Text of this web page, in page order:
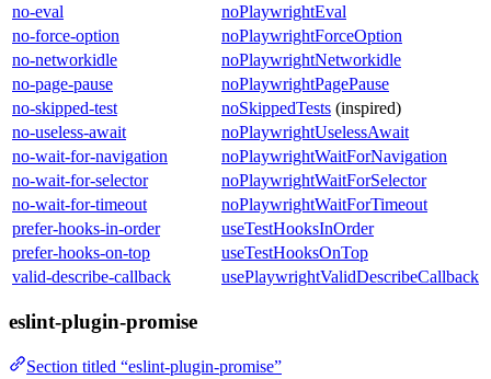
no-eval
noPlaywrightEval
no-force-option
noPlaywrightForceOption
no-networkidle
noPlaywrightNetworkidle
no-page-pause
noPlaywrightPagePause
no-skipped-test
noSkippedTests (inspired)
no-useless-await
noPlaywrightUselessAwait
no-wait-for-navigation
noPlaywrightWaitForNavigation
no-wait-for-selector
noPlaywrightWaitForSelector
no-wait-for-timeout
noPlaywrightWaitForTimeout
prefer-hooks-in-order
useTestHooksInOrder
prefer-hooks-on-top
useTestHooksOnTop
valid-describe-callback
usePlaywrightValidDescribeCallback
eslint-plugin-promise
Section titled “eslint-plugin-promise”